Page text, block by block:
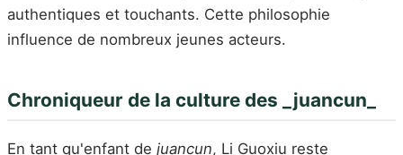
authentiques et touchants. Cette philosophie
influence de nombreux jeunes acteurs.
Chroniqueur de la culture des _juancun_
En tant qu'enfant de juancun, Li Guoxiu reste